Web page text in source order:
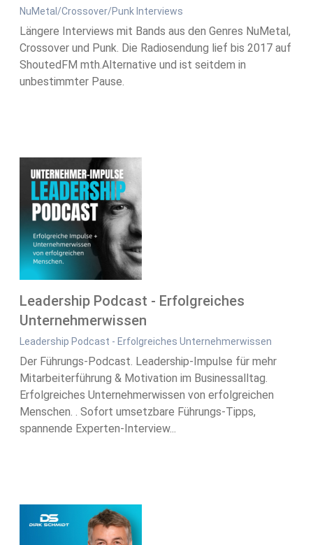
NuMetal/Crossover/Punk Interviews
Längere Interviews mit Bands aus den Genres NuMetal,
Crossover und Punk. Die Radiosendung lief bis 2017 auf
ShoutedFM mth.Alternative und ist seitdem in
unbestimmter Pause.
Leadership Podcast - Erfolgreiches
Unternehmerwissen
Leadership Podcast - Erfolgreiches Unternehmerwissen
Der Führungs-Podcast. Leadership-Impulse für mehr
Mitarbeiterführung & Motivation im Businessalltag.
Erfolgreiches Unternehmerwissen von erfolgreichen
Menschen. . Sofort umsetzbare Führungs-Tipps,
spannende Experten-Interview...